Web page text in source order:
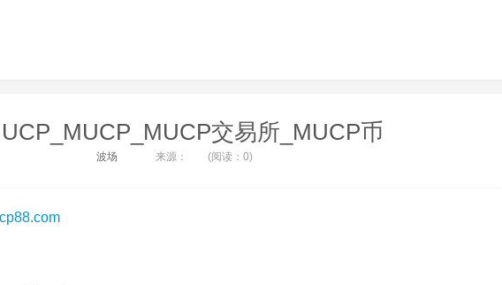
交易所_MUCP币
波场 来源： (阅读：0)